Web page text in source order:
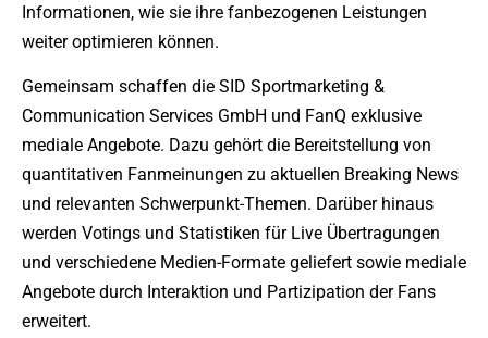
Informationen, wie sie ihre fanbezogenen Leistungen
weiter optimieren können.
Gemeinsam schaffen die SID Sportmarketing &
Communication Services GmbH und FanQ exklusive
mediale Angebote. Dazu gehört die Bereitstellung von
quantitativen Fanmeinungen zu aktuellen Breaking News
und relevanten Schwerpunkt-Themen. Darüber hinaus
werden Votings und Statistiken für Live Übertragungen
und verschiedene Medien-Formate geliefert sowie mediale
Angebote durch Interaktion und Partizipation der Fans
erweitert.